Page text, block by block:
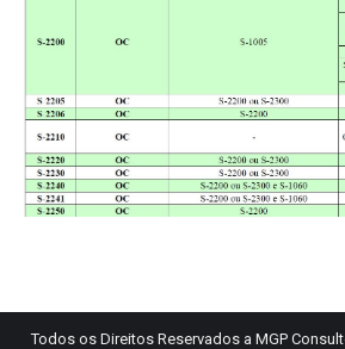
Todos os Direitos Reservados a MGP